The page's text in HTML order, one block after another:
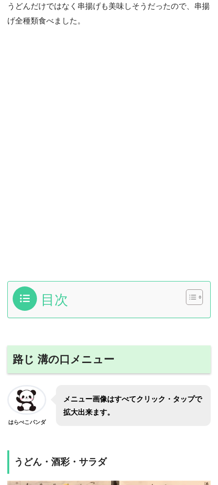
うどんだけではなく串揚げも美味しそうだったので、串揚
げ全種類食べました。
目次
路じ 溝の口メニュー
はらぺこパンダ
メニュー画像はすべてクリック・タップで
拡大出来ます。
うどん・酒彩・サラダ